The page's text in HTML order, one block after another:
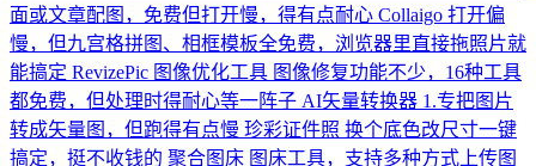
面或文章配图，免费但打开慢，得有点耐心 Collaigo 打开偏
慢，但九宫格拼图、相框模板全免费，浏览器里直接拖照片就
能搞定 RevizePic 图像优化工具 图像修复功能不少，16种工具
都免费，但处理时得耐心等一阵子 AI矢量转换器 1.专把图片
转成矢量图，但跑得有点慢 珍彩证件照 换个底色改尺寸一键
搞定，挺不收钱的 聚合图床 图床工具，支持多种方式上传图